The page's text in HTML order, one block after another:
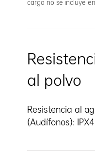
carga no se incluye
al polvo
Resistencia al
(Audífonos): IPX4